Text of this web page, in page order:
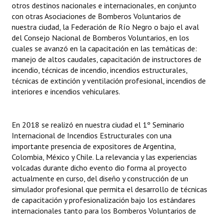
otros destinos nacionales e internacionales, en conjunto
con otras Asociaciones de Bomberos Voluntarios de
nuestra ciudad, la Federación de Río Negro o bajo el aval
del Consejo Nacional de Bomberos Voluntarios, en los
cuales se avanzó en la capacitación en las temáticas de:
manejo de altos caudales, capacitación de instructores de
incendio, técnicas de incendio, incendios estructurales,
técnicas de extinción y ventilación profesional, incendios de
interiores e incendios vehiculares.
En 2018 se realizó en nuestra ciudad el 1º Seminario
Internacional de Incendios Estructurales con una
importante presencia de expositores de Argentina,
Colombia, México y Chile. La relevancia y las experiencias
volcadas durante dicho evento dio forma al proyecto
actualmente en curso, del diseño y construcción de un
simulador profesional que permita el desarrollo de técnicas
de capacitación y profesionalización bajo los estándares
internacionales tanto para los Bomberos Voluntarios de